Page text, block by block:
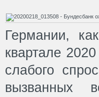
Германии,
квартале
слабого
вызванных